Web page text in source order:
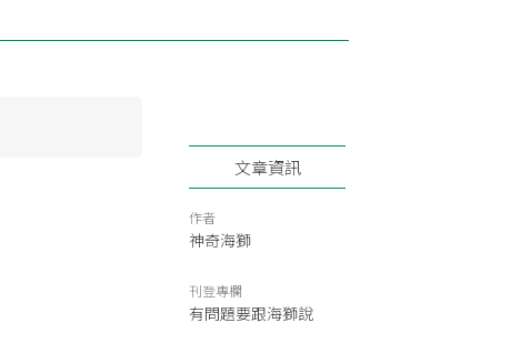
文章資訊
作者
神奇海獅
刊登專欄
有問題要跟海獅說